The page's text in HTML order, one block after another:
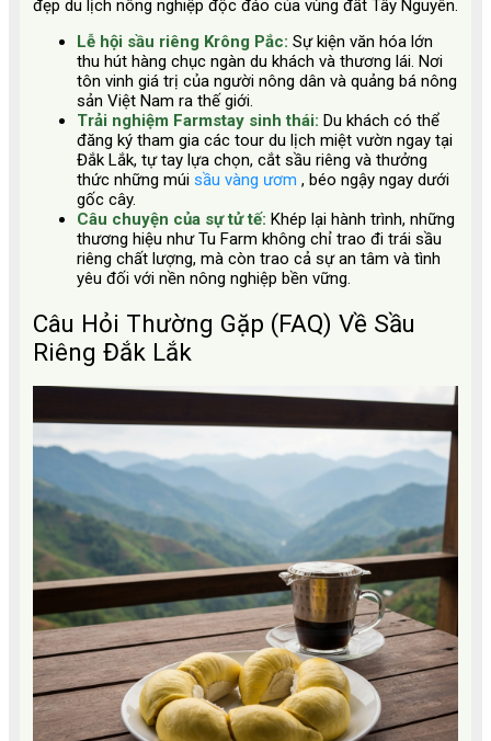
đẹp du lịch nông nghiệp độc đáo của vùng đất Tây Nguyên.
Lễ hội sầu riêng Krông Pắc: Sự kiện văn hóa lớn
thu hút hàng chục ngàn du khách và thương lái. Nơi
tôn vinh giá trị của người nông dân và quảng bá nông
sản Việt Nam ra thế giới.
Trải nghiệm Farmstay sinh thái: Du khách có thể
đăng ký tham gia các tour du lịch miệt vườn ngay tại
Đắk Lắk, tự tay lựa chọn, cắt sầu riêng và thưởng
thức những múi sầu vàng ươm , béo ngậy ngay dưới
gốc cây.
Câu chuyện của sự tử tế: Khép lại hành trình, những
thương hiệu như Tu Farm không chỉ trao đi trái sầu
riêng chất lượng, mà còn trao cả sự an tâm và tình
yêu đối với nền nông nghiệp bền vững.
Câu Hỏi Thường Gặp (FAQ) Về Sầu
Riêng Đắk Lắk